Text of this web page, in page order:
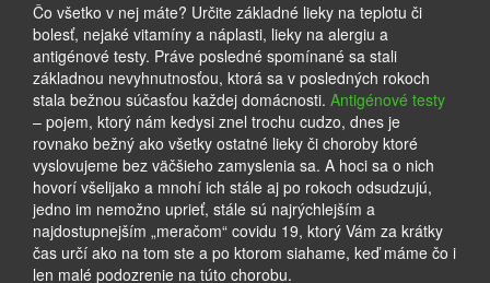
Čo všetko v nej máte? Určite základné lieky na teplotu či
bolesť, nejaké vitamíny a náplasti, lieky na alergiu a
antigénové testy. Práve posledné spomínané sa stali
základnou nevyhnutnosťou, ktorá sa v posledných rokoch
stala bežnou súčasťou každej domácnosti. Antigénové testy
– pojem, ktorý nám kedysi znel trochu cudzo, dnes je
rovnako bežný ako všetky ostatné lieky či choroby ktoré
vyslovujeme bez väčšieho zamyslenia sa. A hoci sa o nich
hovorí všelijako a mnohí ich stále aj po rokoch odsudzujú,
jedno im nemožno uprieť, stále sú najrýchlejším a
najdostupnejším „meračom“ covidu 19, ktorý Vám za krátky
čas určí ako na tom ste a po ktorom siahame, keď máme čo i
len malé podozrenie na túto chorobu.